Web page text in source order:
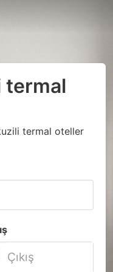
termal
termal oteller